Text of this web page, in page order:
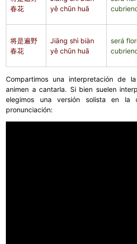
春花
yě chūn huā
将是遍野
春花
Jiāng shì biàn
yě chūn huā
será
Compartimos una interpretación de
animen a cantarla. Si bien suelen
elegimos una versión solista en
pronunciación: